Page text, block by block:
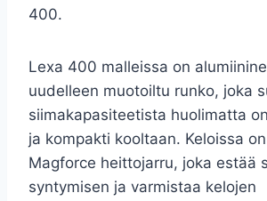
400.
Lexa 400 malleissa on
uudelleen muotoiltu runko, joka
siimakapasiteetista huolimatta
ja kompakti kooltaan. Keloissa
Magforce heittojarru, joka estää
syntymisen ja varmistaa kelojen